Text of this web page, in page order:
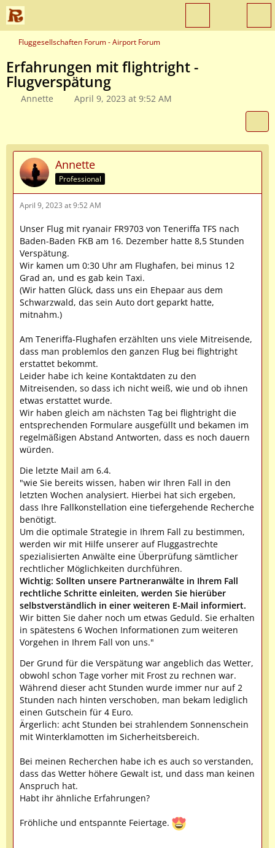
Fluggesellschaften Forum - Airport Forum
Erfahrungen mit flightright -
Flugverspätung
Annette April 9, 2023 at 9:52 AM
Annette
Professional
April 9, 2023 at 9:52 AM
Unser Flug mit ryanair FR9703 von Teneriffa TFS nach
Baden-Baden FKB am 16. Dezember hatte 8,5 Stunden
Verspätung.
Wir kamen um 0:30 Uhr am Flughafen, bei minus 12
Grad an, und es gab kein Taxi.
(Wir hatten Glück, dass uns ein Ehepaar aus dem
Schwarzwald, das sein Auto dort geparkt hatte,
mitnahm.)
Am Teneriffa-Flughafen erzählten uns viele Mitreisende,
dass man problemlos den ganzen Flug bei flightright
erstattet bekommt.
Leider habe ich keine Kontaktdaten zu den
Mitreisenden, so dass ich nicht weiß, wie und ob ihnen
etwas erstattet wurde.
Wir haben gleich am nächsten Tag bei flightright die
entsprechenden Formulare ausgefüllt und bekamen im
regelmäßigen Abstand Antworten, dass es noch dauern
würden.
Die letzte Mail am 6.4.
"wie Sie bereits wissen, haben wir Ihren Fall in den
letzten Wochen analysiert. Hierbei hat sich ergeben,
dass Ihre Fallkonstellation eine tiefergehende Recherche
benötigt.
Um die optimale Strategie in Ihrem Fall zu bestimmen,
werden wir mit Hilfe unserer auf Fluggastrechte
spezialisierten Anwälte eine Überprüfung sämtlicher
rechtlicher Möglichkeiten durchführen.
Wichtig: Sollten unsere Partneranwälte in Ihrem Fall
rechtliche Schritte einleiten, werden Sie hierüber
selbstverständlich in einer weiteren E-Mail informiert.
Wir bitten Sie daher noch um etwas Geduld. Sie erhalten
in spätestens 6 Wochen Informationen zum weiteren
Vorgehen in Ihrem Fall von uns."
Der Grund für die Verspätung war angeblich das Wetter,
obwohl schon Tage vorher mit Frost zu rechnen war.
Während dieser acht Stunden wurde immer nur auf 2
Stunden nach hinten verschoben, man bekam lediglich
einen Gutschein für 4 Euro.
Ärgerlich: acht Stunden bei strahlendem Sonnenschein
mit Winterklamotten im Sicherheitsbereich.
Bei meinen Recherchen habe ich es auch so verstanden,
dass das Wetter höhere Gewalt ist, und dass man keinen
Anspruch hat.
Habt ihr ähnliche Erfahrungen?
Fröhliche und entspannte Feiertage.